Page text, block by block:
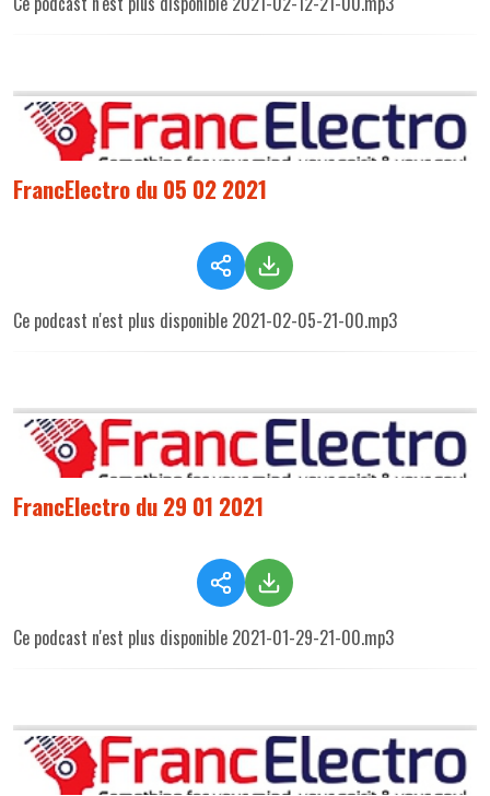
FrancElectro du 05 02 2021
Ce podcast n'est plus disponible 2021-02-05-21-00.mp3
FrancElectro du 29 01 2021
Ce podcast n'est plus disponible 2021-01-29-21-00.mp3